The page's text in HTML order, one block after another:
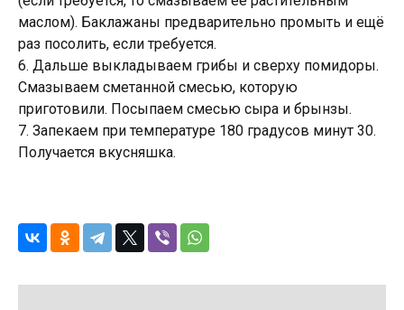
маслом). Баклажаны предварительно промыть и ещё
раз посолить, если требуется.
6. Дальше выкладываем грибы и сверху помидоры.
Смазываем сметанной смесью, которую
приготовили. Посыпаем смесью сыра и брынзы.
7. Запекаем при температуре 180 градусов минут 30.
Получается вкусняшка.